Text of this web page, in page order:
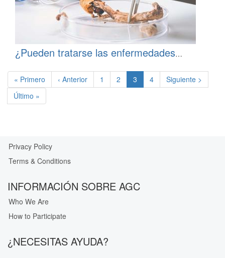
¿Pueden tratarse las enfermedades
Pagination
First
page
« Primero
Previous
page
‹ Anterior Página
1 Página
2
Current
page
3 Página
4
Next
page
Siguiente >
Last
page
Último »
Our
Privacy
Guarantee
Privacy Policy
Terms & Conditions
INFORMACIÓN SOBRE AGC
Who We Are
How to Participate
¿NECESITAS AYUDA?